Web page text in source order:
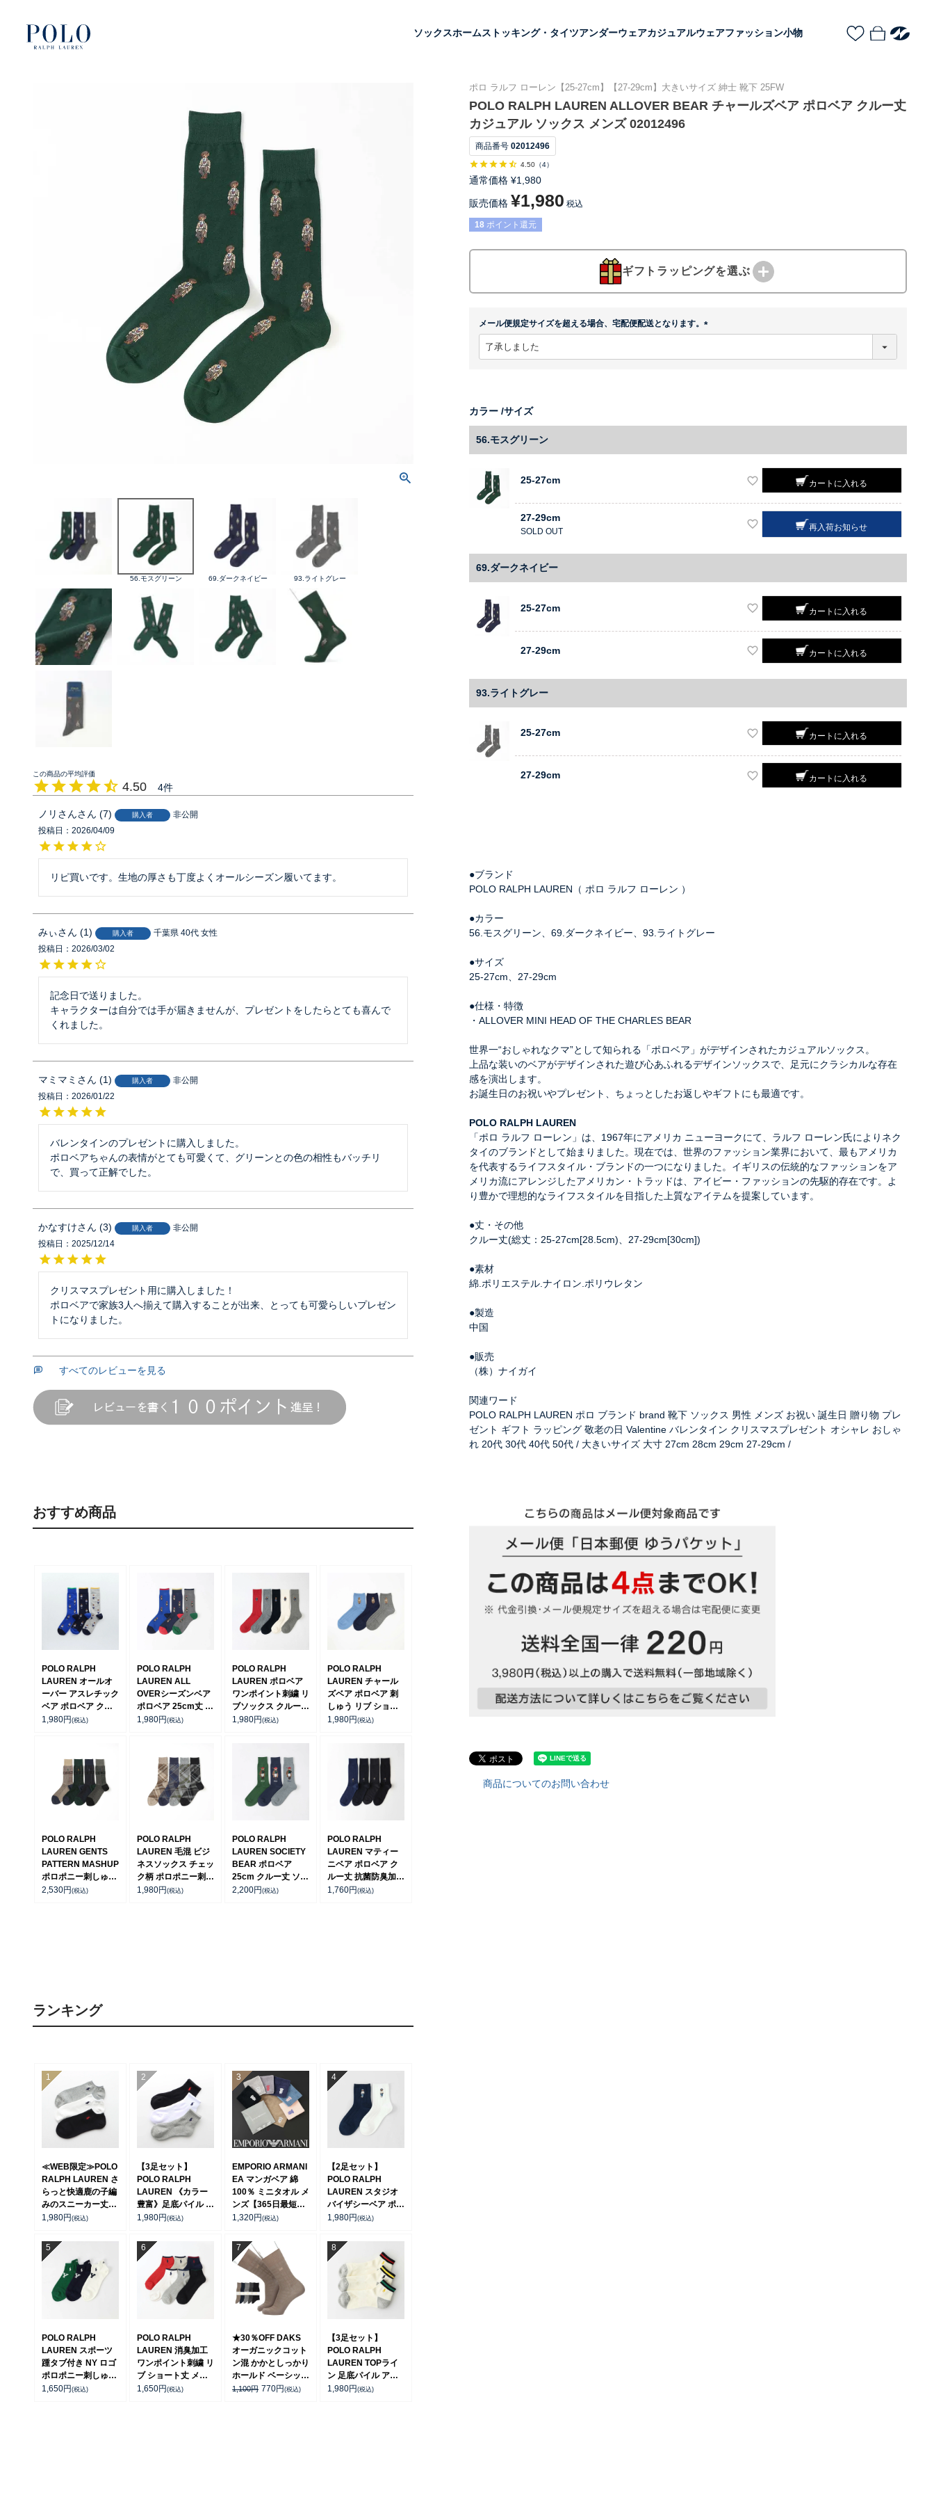
ソックスホームストッキング・タイツアンダーウェアカジュアルウェアファッション小物
56.モスグリーン 69.ダークネイビー 93.ライトグレー
4.50 4
ノリさん 7 購入者
非公開
投稿日
2026/04/09
リピ買いです。生地の厚さも丁度よくオールシーズン履いてます。
みぃ 1 購入者 千葉県 40代 女性
投稿日
2026/03/02
記念日で送りました。
キャラクターは自分では手が届きませんが、プレゼントをしたらとても喜んで
くれました。
マミマミ 1 購入者
非公開
投稿日
2026/01/22
バレンタインのプレゼントに購入しました。
ポロベアちゃんの表情がとても可愛くて、グリーンとの色の相性もバッチリ
で、買って正解でした。
かなすけ 3 購入者
非公開
投稿日
2025/12/14
クリスマスプレゼント用に購入しました！
ポロベアで家族3人へ揃えて購入することが出来、とっても可愛らしいプレゼン
トになりました。
すべてのレビューを見る
おすすめ商品
POLO RALPH
LAUREN オールオ
ーバー アスレチック
ベア ポロベア クル
ー丈 カジュアル メ
1,980円 (税込)
POLO RALPH
LAUREN ALL
OVERシーズンベア
ポロベア 25cm丈 ク
ルー丈 ソックス
1,980円(税込)
POLO RALPH
LAUREN ポロベア
ワンポイント刺繍 リ
ブソックス クルー丈
メンズ【25-27cm】
1,980円(税込)
POLO RALPH
LAUREN チャール
ズベア ポロベア 刺
しゅう リブ ショー
ト丈 オーガニックコ
02012497
1,980円(税込)
POLO RALPH
LAUREN GENTS
PATTERN MASHUP
ポロポニー刺しゅう
クルー丈 ビジネス
2,530円 (税込)
POLO RALPH
LAUREN 毛混 ビジ
ネスソックス チェッ
ク柄 ポロポニー刺し
ゅう クルー丈 日本
1,980円(税込)
POLO RALPH
LAUREN SOCIETY
BEAR ポロベア
25cm クルー丈 ソッ
クス 日本製
2,200円(税込)
POLO RALPH
LAUREN マティー
ニベア ポロベア ク
ルー丈 抗菌防臭加工
ビジネス メンズ ソ
1,760円(税込)
ランキング
≪WEB限定≫POLO
RALPH LAUREN さ
らっと快適鹿の子編
みのスニーカー丈ソ
ックス 【3足セッ
メンズ レディース
92022800
1,980円 (税込)
【3足セット】
POLO RALPH
LAUREN 《カラー
豊富》足底パイル ワ
ンポイントソックス
ポート メンズ
92009604
1,980円(税込)
EMPORIO ARMANI
EA マンガベア 綿
100％ ミニタオル メ
ンズ【365日最短翌
日発送】 02340025
1,320円(税込)
【2足セット】
POLO RALPH
LAUREN スタジオ
バイザシーベア ポロ
ベア オーガニックコ
ソックス メンズ レ
ディース 92009650
1,980円(税込)
POLO RALPH
LAUREN スポーツ
踵タブ付き NY ロゴ
ポロポニー刺しゅう
スニーカー丈 オーガ
1,650円(税込)
POLO RALPH
LAUREN 消臭加工
ワンポイント刺繍 リ
ブ ショート丈 メン
ズ ソックス【23-
1,650円(税込)
★30％OFF DAKS
オーガニックコット
ン混 かかとしっかり
ホールド ベーシック
チェックリンクス ク
1,100円 770円(税込)
【3足セット】
POLO RALPH
LAUREN TOPライ
ン 足底パイル アー
チサポート ワンポイ
1,980円(税込)
ポロ ラルフ ローレン【25-27cm】【27-29cm】大きいサイズ 紳士 靴下 25FW
POLO RALPH LAUREN ALLOVER BEAR チャールズベア ポロベア クルー丈
カジュアル ソックス メンズ 02012496
商品番号 02012496
4.50 （4）
通常価格 ¥1,980
販売価格 ¥1,980 税込
18 ポイント還元
ギフトラッピングを選ぶ
メール便規定サイズを超える場合、宅配便配送となります。
カラー サイズ
56.モスグリーン
25-27cm カートに入れる
27-29cm
SOLD OUT 再入荷お知らせ
69.ダークネイビー
25-27cm カートに入れる
27-29cm カートに入れる
93.ライトグレー
25-27cm カートに入れる
27-29cm カートに入れる
●ブランド
POLO RALPH LAUREN（ ポロ ラルフ ローレン ）
●カラー
56.モスグリーン、69.ダークネイビー、93.ライトグレー
●サイズ
25-27cm、27-29cm
●仕様・特徴
・ALLOVER MINI HEAD OF THE CHARLES BEAR
世界一“おしゃれなクマ”として知られる「ポロベア」がデザインされたカジュアルソックス。
上品な装いのベアがデザインされた遊び心あふれるデザインソックスで、足元にクラシカルな存在
感を演出します。
お誕生日のお祝いやプレゼント、ちょっとしたお返しやギフトにも最適です。
POLO RALPH LAUREN
「ポロ ラルフ ローレン」は、1967年にアメリカ ニューヨークにて、ラルフ ローレン氏によりネク
タイのブランドとして始まりました。現在では、世界のファッション業界において、最もアメリカ
を代表するライフスタイル・ブランドの一つになりました。イギリスの伝統的なファッションをア
メリカ流にアレンジしたアメリカン・トラッドは、アイビー・ファッションの先駆的存在です。よ
り豊かで理想的なライフスタイルを目指した上質なアイテムを提案しています。
●丈・その他
クルー丈(総丈：25-27cm[28.5cm)、27-29cm[30cm])
●素材
綿.ポリエステル.ナイロン.ポリウレタン
●製造
中国
●販売
（株）ナイガイ
関連ワード
POLO RALPH LAUREN ポロ ブランド brand 靴下 ソックス 男性 メンズ お祝い 誕生日 贈り物 プレ
ゼント ギフト ラッピング 敬老の日 Valentine バレンタイン クリスマスプレゼント オシャレ おしゃ
れ 20代 30代 40代 50代 / 大きいサイズ 大寸 27cm 28cm 29cm 27-29cm /
商品についてのお問い合わせ